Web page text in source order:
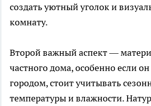
создать уютный уголок и
комнату.
Второй важный аспект —
частного дома, особенно если
городом, стоит учитывать
температуры и влажности.